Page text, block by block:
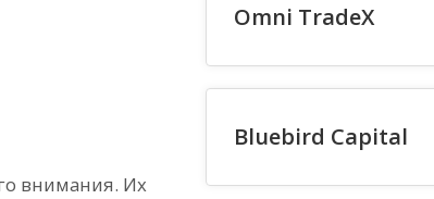
внимания. Их
Omni TradeX
Bluebird Capital